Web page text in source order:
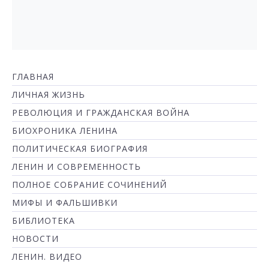
ГЛАВНАЯ
ЛИЧНАЯ ЖИЗНЬ
РЕВОЛЮЦИЯ И ГРАЖДАНСКАЯ ВОЙНА
БИОХРОНИКА ЛЕНИНА
ПОЛИТИЧЕСКАЯ БИОГРАФИЯ
ЛЕНИН И СОВРЕМЕННОСТЬ
ПОЛНОЕ СОБРАНИЕ СОЧИНЕНИЙ
МИФЫ И ФАЛЬШИВКИ
БИБЛИОТЕКА
НОВОСТИ
ЛЕНИН. ВИДЕО